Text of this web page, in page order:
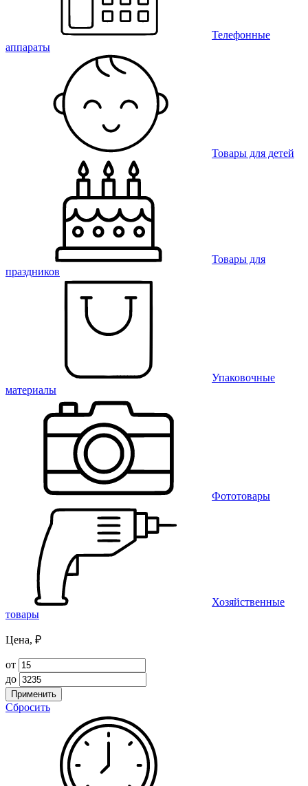
Телефонные
аппараты
Товары для детей
Товары для
праздников
Упаковочные
материалы
Фототовары
Хозяйственные
товары
Цена, ₽
от
до
Применить
Сбросить